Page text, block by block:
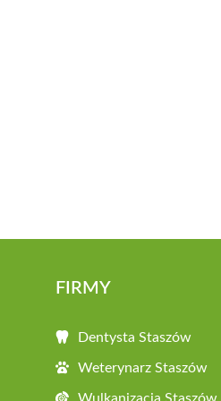
FIRMY
Dentysta Staszów
Weterynarz Staszów
Wulkanizacja Staszów